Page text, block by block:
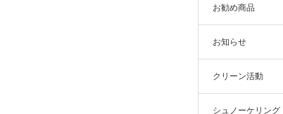
お勧め商品
お知らせ
クリーン活動
シュノーケリング